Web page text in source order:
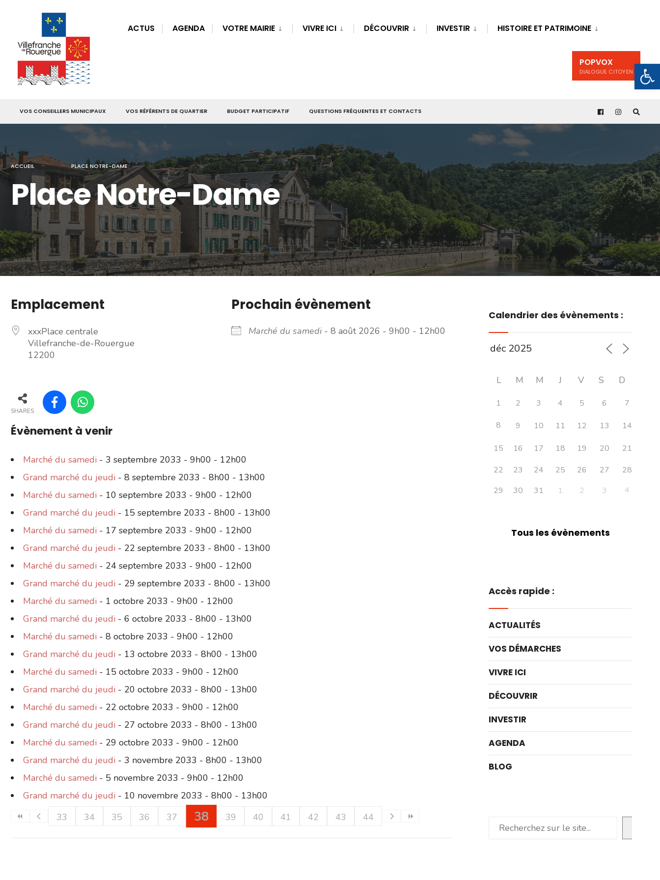
ACTUS AGENDA VOTRE MAIRIE VIVRE ICI DÉCOUVRIR INVESTIR HISTOIRE ET PATRIMOINE
POPVOX
DIALOGUE CITOYEN
VOS CONSEILLERS MUNICIPAUX VOS RÉFÉRENTS DE QUARTIER BUDGET PARTICIPATIF QUESTIONS FRÉQUENTES ET CONTACTS
ACCUEIL PLACE NOTRE-DAME
Place Notre-Dame
Emplacement
xxxPlace centrale
Villefranche-de-Rouergue
12200
Prochain évènement
Marché du samedi - 8 août 2026 - 9h00 - 12h00
SHARES
Évènement à venir
Marché du samedi - 3 septembre 2033 - 9h00 - 12h00
Grand marché du jeudi - 8 septembre 2033 - 8h00 - 13h00
Marché du samedi - 10 septembre 2033 - 9h00 - 12h00
Grand marché du jeudi - 15 septembre 2033 - 8h00 - 13h00
Marché du samedi - 17 septembre 2033 - 9h00 - 12h00
Grand marché du jeudi - 22 septembre 2033 - 8h00 - 13h00
Marché du samedi - 24 septembre 2033 - 9h00 - 12h00
Grand marché du jeudi - 29 septembre 2033 - 8h00 - 13h00
Marché du samedi - 1 octobre 2033 - 9h00 - 12h00
Grand marché du jeudi - 6 octobre 2033 - 8h00 - 13h00
Marché du samedi - 8 octobre 2033 - 9h00 - 12h00
Grand marché du jeudi - 13 octobre 2033 - 8h00 - 13h00
Marché du samedi - 15 octobre 2033 - 9h00 - 12h00
Grand marché du jeudi - 20 octobre 2033 - 8h00 - 13h00
Marché du samedi - 22 octobre 2033 - 9h00 - 12h00
Grand marché du jeudi - 27 octobre 2033 - 8h00 - 13h00
Marché du samedi - 29 octobre 2033 - 9h00 - 12h00
Grand marché du jeudi - 3 novembre 2033 - 8h00 - 13h00
Marché du samedi - 5 novembre 2033 - 9h00 - 12h00
Grand marché du jeudi - 10 novembre 2033 - 8h00 - 13h00
33
34 35 36 37 38 39 40 41 42 43 44
Calendrier des évènements :
L M M J V S D
1 2 3 4 5 6 7
8 9 10 11 12 13 14
15 16 17 18 19 20
21
22
23 24 25 26 27
28
29
30 31 1 2 3 4
Tous les évènements
Accès rapide :
ACTUALITÉS
VOS DÉMARCHES
VIVRE ICI
DÉCOUVRIR
INVESTIR
AGENDA
BLOG
Rechercher